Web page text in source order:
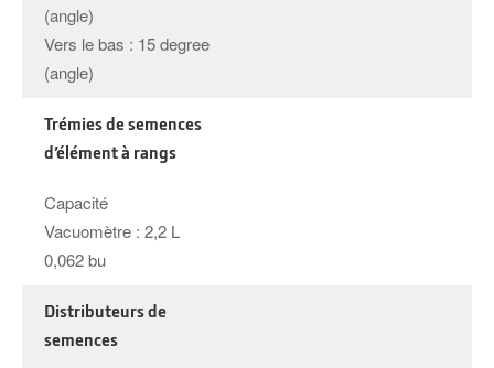
(angle)
Vers le bas : 15 degree
(angle)
Trémies de semences
d’élément à rangs
Capacité
Vacuomètre : 2,2 L
0,062 bu
Distributeurs de
semences